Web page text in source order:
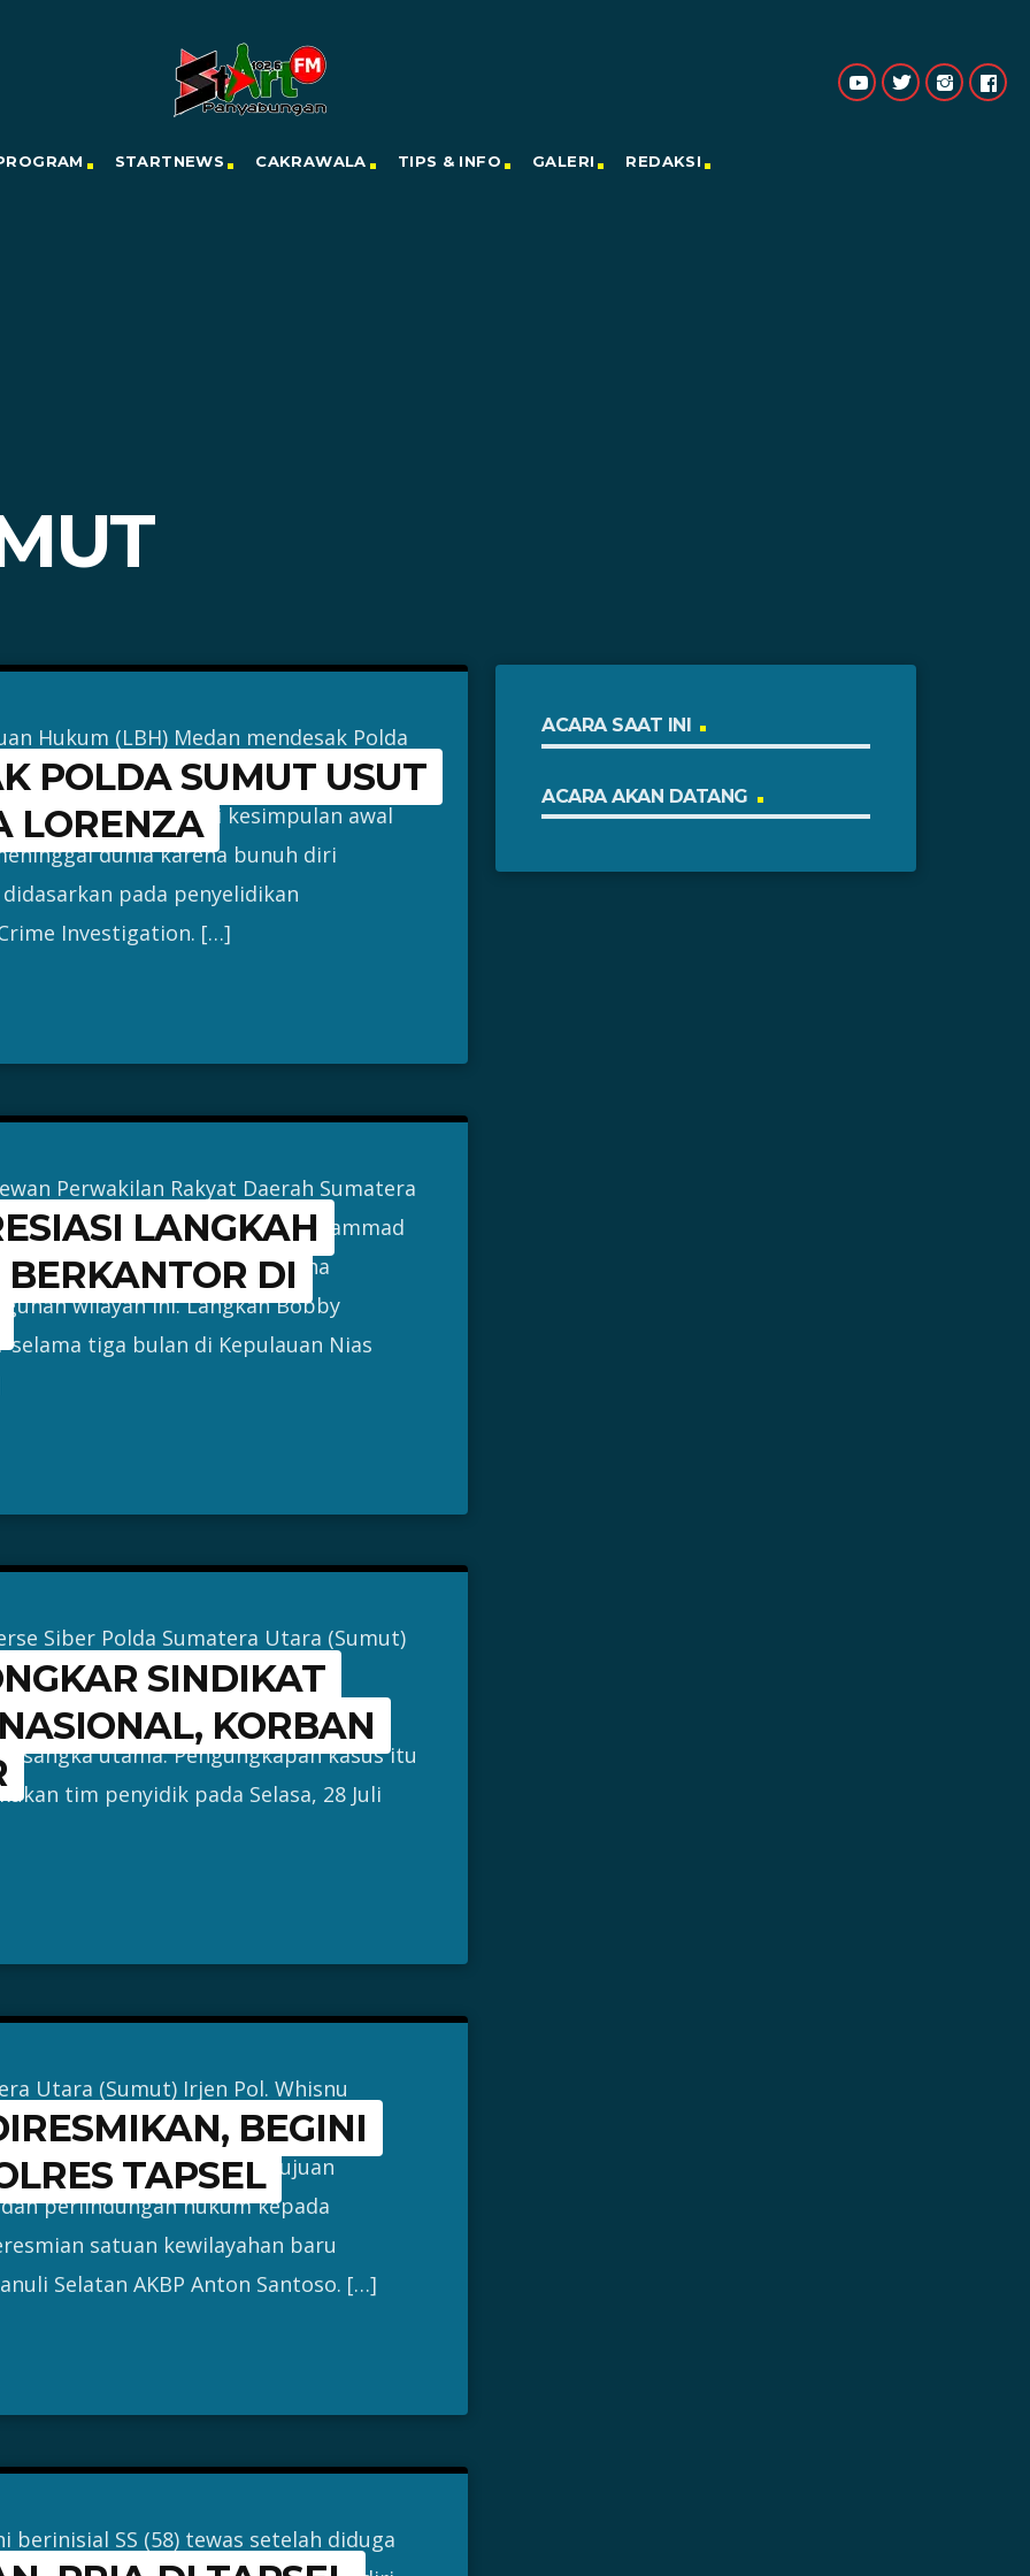
STARTNEWS CAKRAWALA TIPS & INFO GALERI REDAKSI
POLDA SUMUT USUT
LORENZA
Hukum (LBH) Medan mendesak Polda
tuntas kematian mantan istri
LBH Medan menilai kesimpulan awal
dunia karena bunuh diri
pada penyelidikan
Investigation. […]
LANGKAH
DI
Perwakilan Rakyat Daerah Sumatera
komitmen Gubernur Sumut Muhammad
di Kepulauan Nias guna
wilayah ini. Langkah Bobby
tiga bulan di Kepulauan Nias
SINDIKAT
KORBAN
Siber Polda Sumatera Utara (Sumut)
berskala internasional yang
di Kota Medan dan menetapkan
utama. Pengungkapan kasus itu
tim penyidik pada Selasa, 28 Juli
BEGINI
TAPSEL
Utara (Sumut) Irjen Pol. Whisnu
Resor Padanglawas Utara
kantor Polres ini bertujuan
perlindungan hukum kepada
satuan kewilayahan baru
Selatan AKBP Anton Santoso. […]
SS (58) tewas setelah diduga
ACARA SAAT INI
ACARA AKAN DATANG